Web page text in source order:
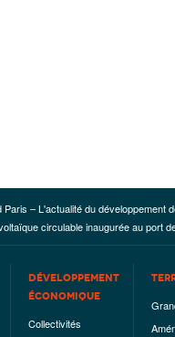
Paris – L'actualité du développement
circulable inaugurée au port
DÉVELOPPEMENT
ÉCONOMIQUE
Collectivités